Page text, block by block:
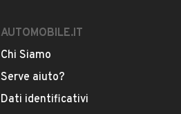
AUTOMOBILE.IT
Chi Siamo
Serve aiuto?
Dati identificativi